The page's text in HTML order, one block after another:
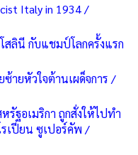
Italy in 1934 /
สลินี กับแชมป์โลกครั้งแรก
ายหัวใจต้านเผด็จการ /
รัฐอเมริกา ถูกสั่งให้ไปทำ
เปียน ซูเปอร์คัพ /